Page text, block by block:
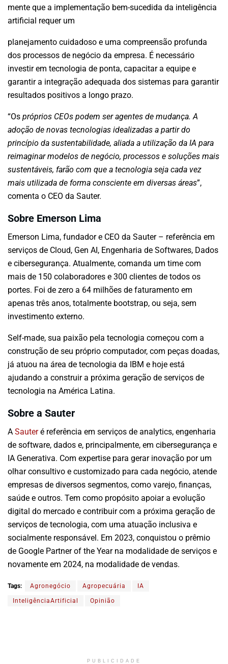
mente que a implementação bem-sucedida da inteligência
artificial requer um
planejamento cuidadoso e uma compreensão profunda
dos processos de negócio da empresa. É necessário
investir em tecnologia de ponta, capacitar a equipe e
garantir a integração adequada dos sistemas para garantir
resultados positivos a longo prazo.
“Os próprios CEOs podem ser agentes de mudança. A
adoção de novas tecnologias idealizadas a partir do
princípio da sustentabilidade, aliada a utilização da IA para
reimaginar modelos de negócio, processos e soluções mais
sustentáveis, farão com que a tecnologia seja cada vez
mais utilizada de forma consciente em diversas áreas”,
comenta o CEO da Sauter.
Sobre Emerson Lima
Emerson Lima, fundador e CEO da Sauter – referência em
serviços de Cloud, Gen AI, Engenharia de Softwares, Dados
e cibersegurança. Atualmente, comanda um time com
mais de 150 colaboradores e 300 clientes de todos os
portes. Foi de zero a 64 milhões de faturamento em
apenas três anos, totalmente bootstrap, ou seja, sem
investimento externo.
Self-made, sua paixão pela tecnologia começou com a
construção de seu próprio computador, com peças doadas,
já atuou na área de tecnologia da IBM e hoje está
ajudando a construir a próxima geração de serviços de
tecnologia na América Latina.
Sobre a Sauter
A Sauteré referência em serviços de analytics, engenharia
de software, dados e, principalmente, em cibersegurança e
IA Generativa. Com expertise para gerar inovação por um
olhar consultivo e customizado para cada negócio, atende
empresas de diversos segmentos, como varejo, finanças,
saúde e outros. Tem como propósito apoiar a evolução
digital do mercado e contribuir com a próxima geração de
serviços de tecnologia, com uma atuação inclusiva e
socialmente responsável. Em 2023, conquistou o prêmio
de Google Partner of the Year na modalidade de serviços e
novamente em 2024, na modalidade de vendas.
Tags: Agronegócio Agropecuária IA
InteligênciaArtificial Opinião
PUBLICIDADE